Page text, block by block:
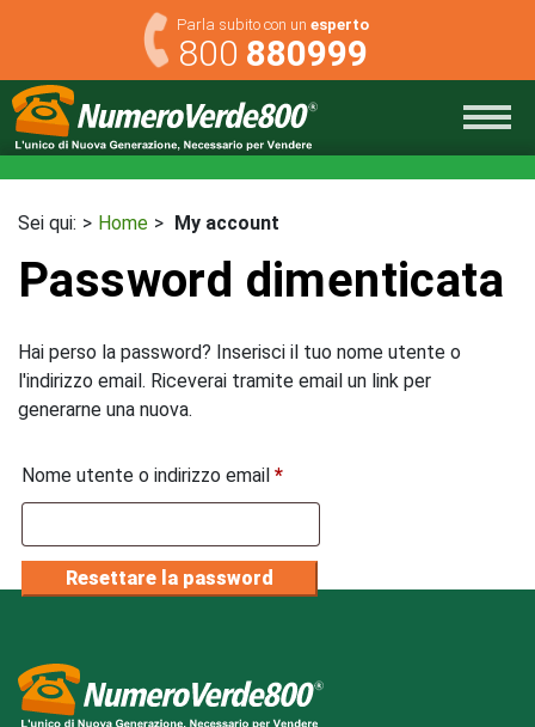
Parla subito con un esperto
800 880999
Sei qui: Home My account
Password dimenticata
Hai perso la password? Inserisci il tuo nome utente o
l'indirizzo email. Riceverai tramite email un link per
generarne una nuova.
Nome utente o indirizzo email *Richiesto
Resettare la password